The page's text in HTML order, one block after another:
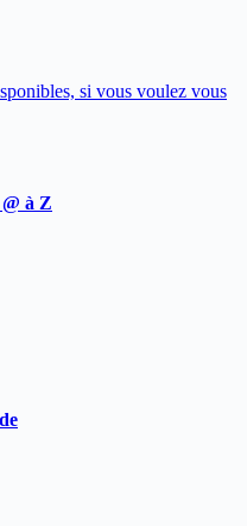
si vous voulez vous
à Z